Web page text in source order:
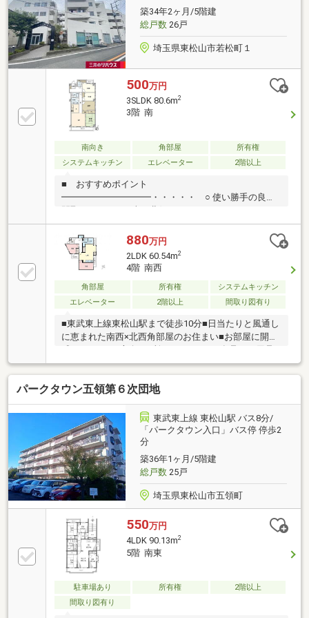
築34年2ヶ月/5階建
総戸数26戸
埼玉県東松山市若松町１
500万円
3SLDK 80.6m2
3階 南
南向き 角部屋
所有権
システムキッチン
エレベーター 2階以上
■ おすすめポイント
━━━━━━━━━━・・・・・ ○ 使い勝手の良い
ります ○ 全居室収納あり ○ 物件周辺にはショッピ
ングセンターがあり、お買物にも便利な立地です
880万円
2LDK 60.54m2
4階 南西
角部屋 所有権
システムキッチン
エレベーター
2階以上 間取り図有り
■東武東上線東松山駅まで徒歩10分■日当たりと風通し
に恵まれた南西×北西角部屋のお住まい■お部屋に開放
等が一挙に揃うビバモール東松山まで徒歩5分
パークタウン五領第６次団地
東武東上線 東松山駅 バス8分/
「パークタウン入口」バス停 停歩2
分
築36年1ヶ月/5階建
総戸数25戸
埼玉県東松山市五領町
550万円
4LDK 90.13m2
5階 南東
駐車場あり 所有権
2階以上
間取り図有り